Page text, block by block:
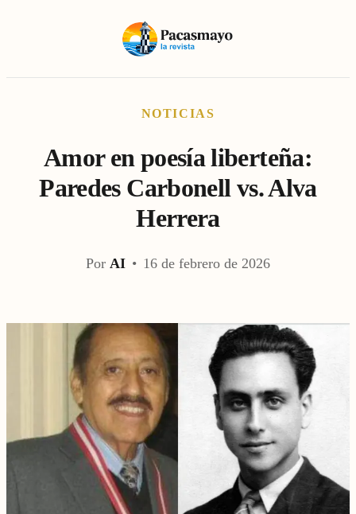
NOTICIAS
Amor en poesía liberteña:
Paredes Carbonell vs. Alva
Herrera
Por AI • 16 de febrero de 2026